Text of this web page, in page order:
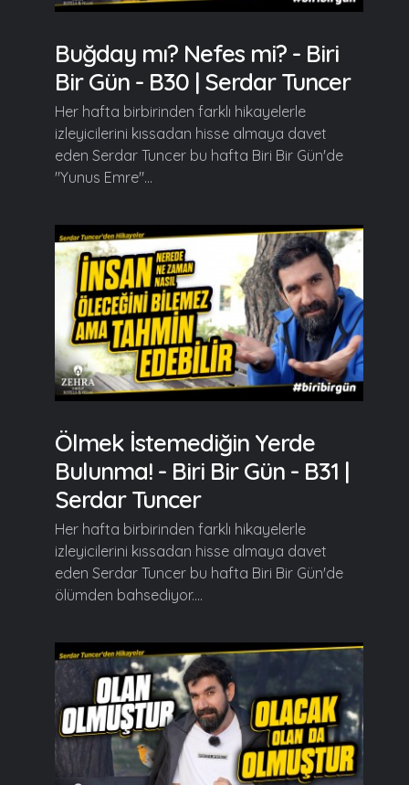
Buğday mı? Nefes mi? - Biri
Bir Gün - B30 | Serdar Tuncer
Her hafta birbirinden farklı hikayelerle
izleyicilerini kıssadan hisse almaya davet
eden Serdar Tuncer bu hafta Biri Bir Gün'de
"Yunus Emre"...
Ölmek İstemediğin Yerde
Bulunma! - Biri Bir Gün - B31 |
Serdar Tuncer
Her hafta birbirinden farklı hikayelerle
izleyicilerini kıssadan hisse almaya davet
eden Serdar Tuncer bu hafta Biri Bir Gün'de
ölümden bahsediyor....